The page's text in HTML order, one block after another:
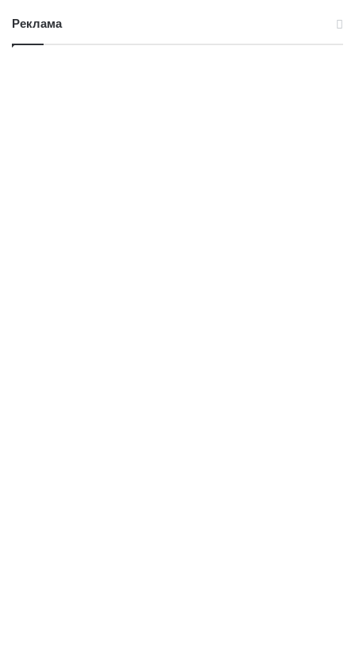
Реклама